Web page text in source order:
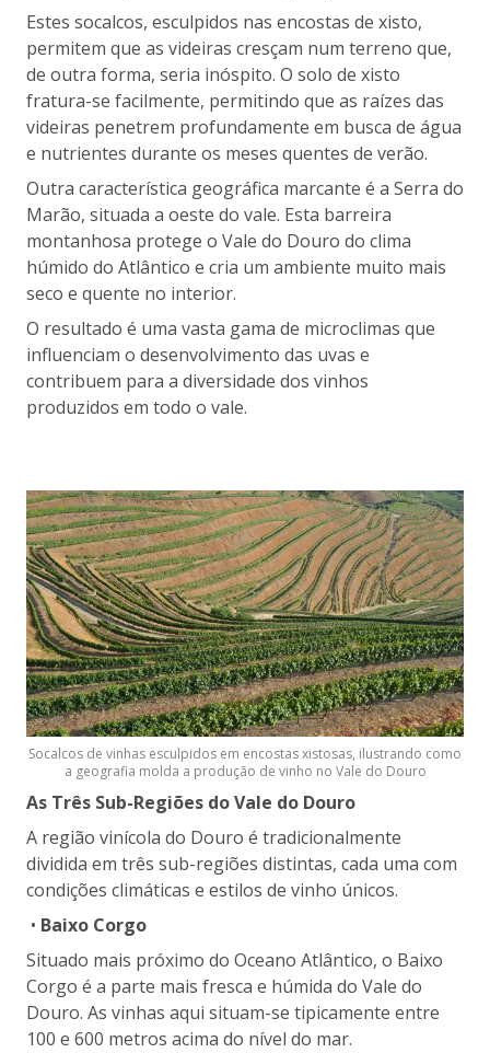
Estes socalcos, esculpidos nas encostas de xisto,
permitem que as videiras cresçam num terreno que,
de outra forma, seria inóspito. O solo de xisto
fratura-se facilmente, permitindo que as raízes das
videiras penetrem profundamente em busca de água
e nutrientes durante os meses quentes de verão.
Outra característica geográfica marcante é a Serra do
Marão, situada a oeste do vale. Esta barreira
montanhosa protege o Vale do Douro do clima
húmido do Atlântico e cria um ambiente muito mais
seco e quente no interior.
O resultado é uma vasta gama de microclimas que
influenciam o desenvolvimento das uvas e
contribuem para a diversidade dos vinhos
produzidos em todo o vale.
Socalcos de vinhas esculpidos em encostas xistosas, ilustrando como
a geografia molda a produção de vinho no Vale do Douro
As Três Sub-Regiões do Vale do Douro
A região vinícola do Douro é tradicionalmente
dividida em três sub-regiões distintas, cada uma com
condições climáticas e estilos de vinho únicos.
• Baixo Corgo
Situado mais próximo do Oceano Atlântico, o Baixo
Corgo é a parte mais fresca e húmida do Vale do
Douro. As vinhas aqui situam-se tipicamente entre
100 e 600 metros acima do nível do mar.